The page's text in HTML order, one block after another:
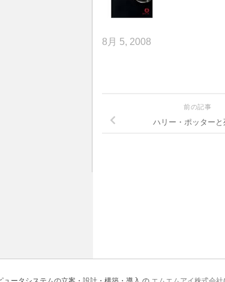
8月 5, 2008
前の記事
ハリー・ポッターと